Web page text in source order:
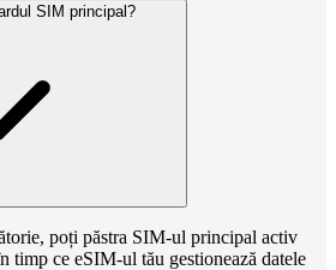
SIM principal?
poți păstra SIM-ul principal activ
timp ce eSIM-ul tău gestionează datele